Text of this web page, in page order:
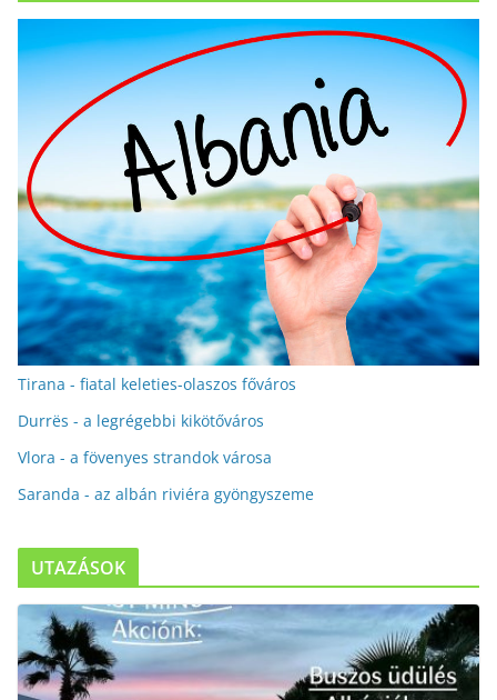
Tirana - fiatal keleties-olaszos főváros
Durrës - a legrégebbi kikötőváros
Vlora - a fövenyes strandok városa
Saranda - az albán riviéra gyöngyszeme
UTAZÁSOK